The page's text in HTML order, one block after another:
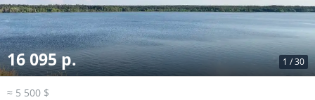
1 /30
16 095 р.
≈ 5 500 $